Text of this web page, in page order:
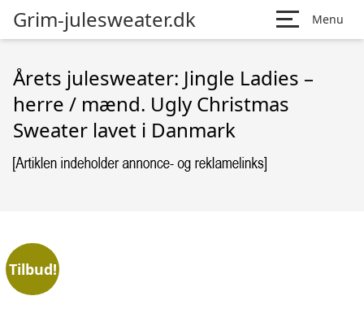
Grim-julesweater.dk Menu
Årets julesweater: Jingle Ladies –
herre / mænd. Ugly Christmas
Sweater lavet i Danmark
Tilbud!